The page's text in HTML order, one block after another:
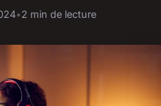
•2 min de lecture